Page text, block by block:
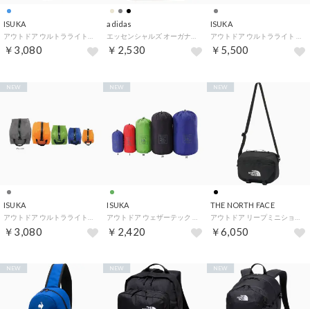
ISUKA
￥3,080
adidas
￥2,530
ISUKA
￥5,500
ISUKA
￥3,080
NEW
ISUKA
￥2,420
NEW
THE NORTH FACE
￥6,050
NEW
NEW NEW NEW